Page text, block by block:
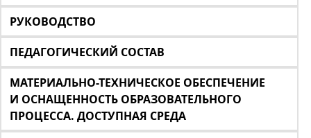
РУКОВОДСТВО
ПЕДАГОГИЧЕСКИЙ СОСТАВ
МАТЕРИАЛЬНО-ТЕХНИЧЕСКОЕ ОБЕСПЕЧЕНИЕ
И ОСНАЩЕННОСТЬ ОБРАЗОВАТЕЛЬНОГО
ПРОЦЕССА. ДОСТУПНАЯ СРЕДА